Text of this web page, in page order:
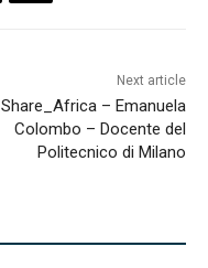
Next article
Share_Africa – Emanuela
Colombo – Docente del
Politecnico di Milano